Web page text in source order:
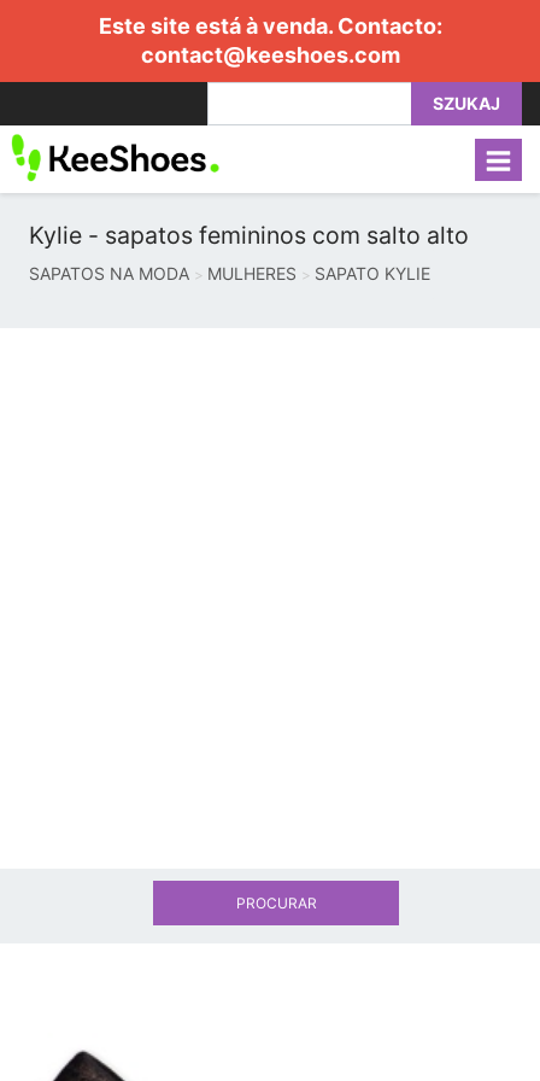
Este site está à venda. Contacto:
contact@keeshoes.com
SZUKAJ
Kylie - sapatos femininos com salto alto
SAPATOS NA MODA MULHERES SAPATO KYLIE
PROCURAR